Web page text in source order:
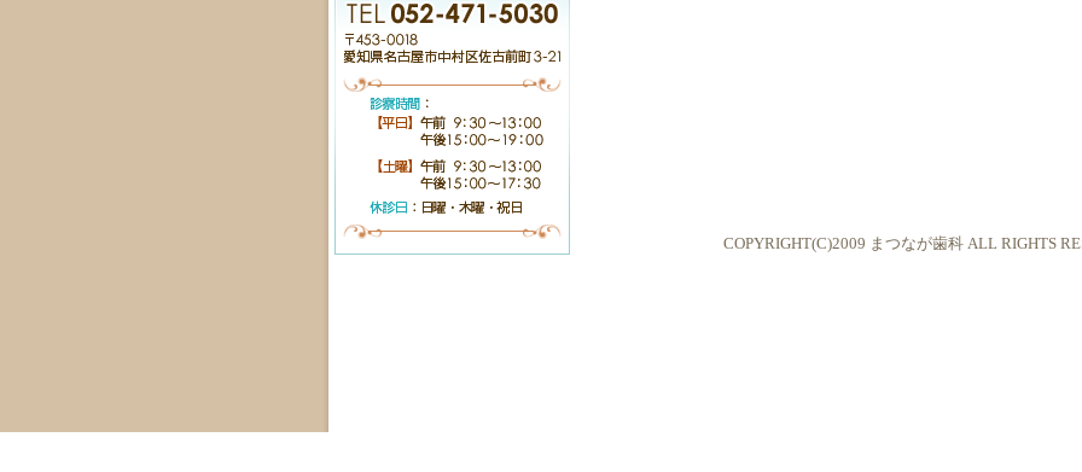
COPYRIGHT(C)2009 まつなが歯科 ALL RIGHTS